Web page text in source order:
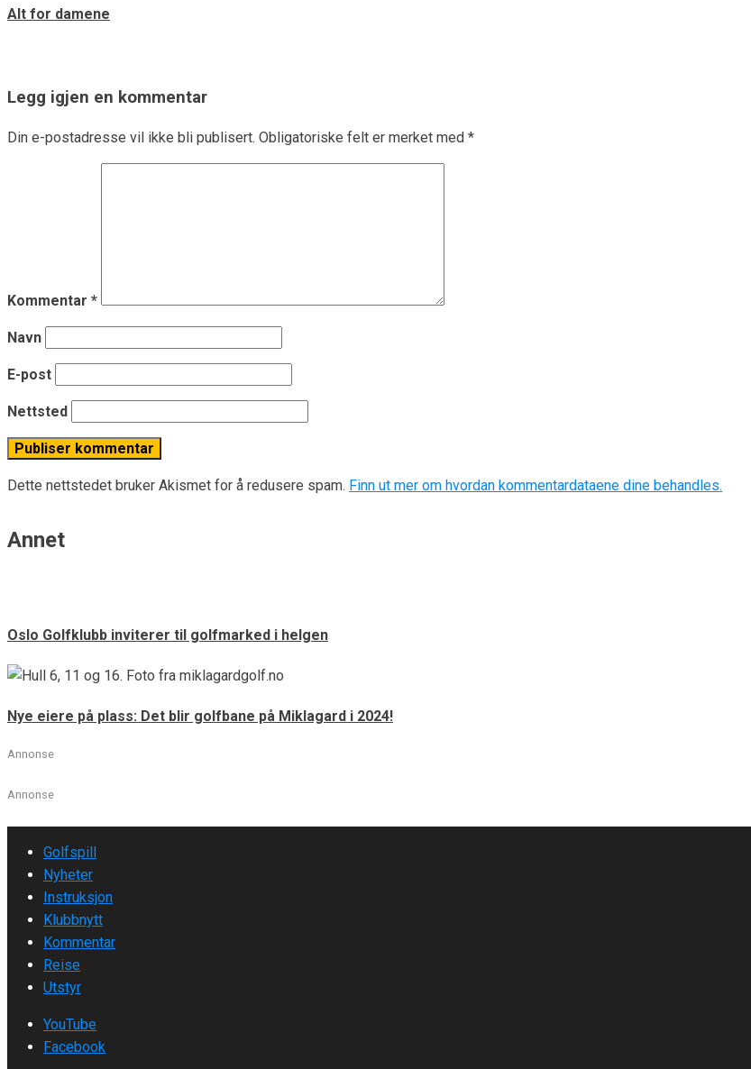
Alt for damene
Legg igjen en kommentar
Din e-postadresse vil ikke bli publisert. Obligatoriske felt er merket med *
Kommentar *
Navn
E-post
Nettsted
Dette nettstedet bruker Akismet for å redusere spam. Finn ut mer om hvordan kommentardataene dine behandles.
Annet
Oslo Golfklubb inviterer til golfmarked i helgen
Nye eiere på plass: Det blir golfbane på Miklagard i 2024!
Annonse
Annonse
Golfspill
Nyheter
Instruksjon
Klubbnytt
Kommentar
Reise
Utstyr
YouTube
Facebook